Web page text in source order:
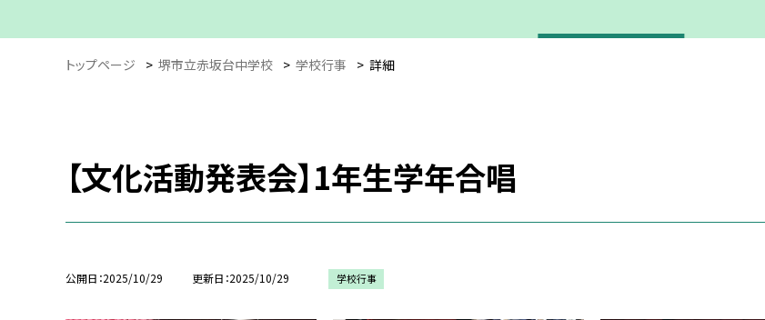
トップページ > 堺市立赤坂台中学校 > 学校行事 > 詳細
【文化活動発表会】1年生学年合唱
公開日 2025/10/29 更新日 2025/10/29 学校行事